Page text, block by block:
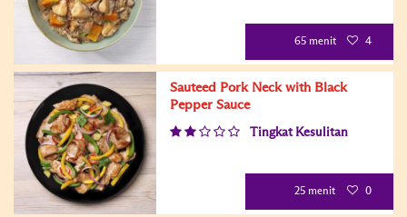
65 menit 4
Sauteed Pork Neck with Black
Pepper Sauce
Tingkat Kesulitan
25 menit 0